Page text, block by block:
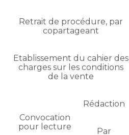
Retrait de procédure, par
copartageant
Etablissement du cahier des
charges sur les conditions
de la vente
Convocation
pour lecture
Rédaction
Par